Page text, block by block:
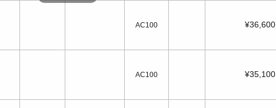
AC100
AC100
¥36,600
¥35,100